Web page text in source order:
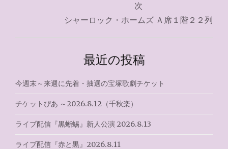
シ
ョ
ン
次
シャーロック・ホームズ Ａ席１階２２列
最近の投稿
今週末～来週に先着・抽選の宝塚歌劇チケット
チケットぴあ ～2026.8.12（千秋楽）
ライブ配信『黒蜥蜴』新人公演 2026.8.13
ライブ配信『赤と黒』2026.8.11